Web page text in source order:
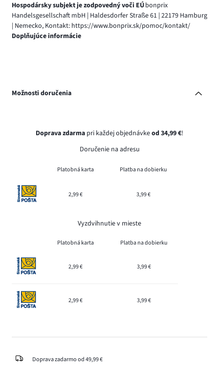
Hospodársky subjekt je zodpovedný voči EÚbonprix
Handelsgesellschaft mbH | Haldesdorfer Straße 61 | 22179 Hamburg
| Nemecko, Kontakt: https://www.bonprix.sk/pomoc/kontakt/
Doplňujúce informácie
Možnosti doručenia
Doprava zdarma pri každej objednávkeod 34,99 €!
Doručenie na adresu
Platobná karta Platba na dobierku
2,99 € 3,99 €
Vyzdvihnutie v mieste
Platobná karta Platba na dobierku
2,99 € 3,99 €
2,99 € 3,99 €
Doprava zadarmo od 49,99 €